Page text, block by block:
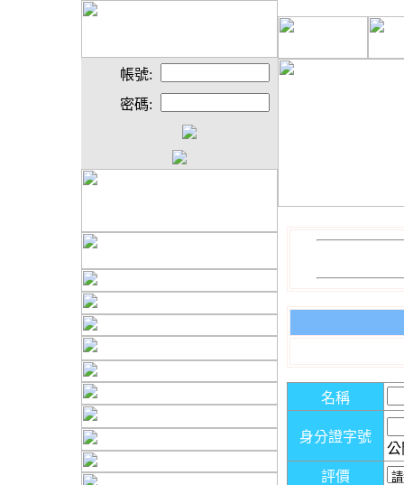
帳號:
密碼:
名稱
身分證字號
公
評價